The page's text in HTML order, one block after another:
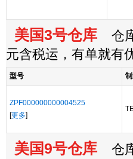
美国3号仓库 仓
元含税运，有单就有
型号
ZPF000000000004525
[更多]
美国9号仓库 仓